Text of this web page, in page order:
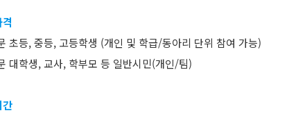
초등, 중등, 고등학생 (개인 및 학급/동아리 단위 참여 가능)
대학생, 교사, 학부모 등 일반시민(개인/팀)